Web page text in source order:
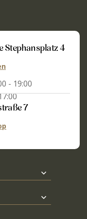
Stephansplatz 4
- 19:00
7